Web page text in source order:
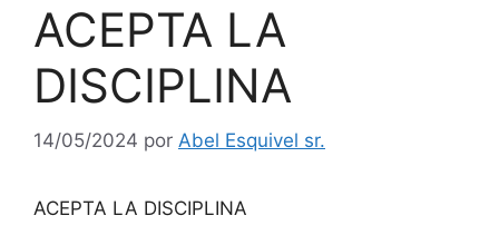
ACEPTA LA
DISCIPLINA
14/05/2024 por Abel Esquivel sr.
ACEPTA LA DISCIPLINA